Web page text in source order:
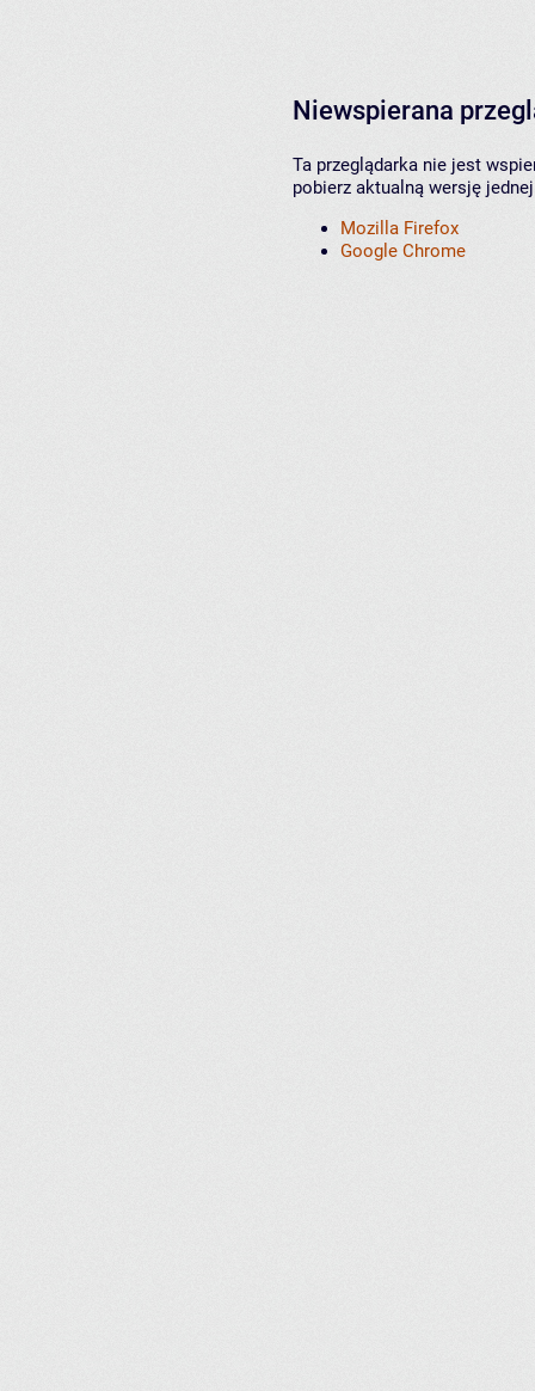
Niewspierana
Ta przeglądarka nie jest
pobierz aktualną wersję
Mozilla Firefox
Google Chrome